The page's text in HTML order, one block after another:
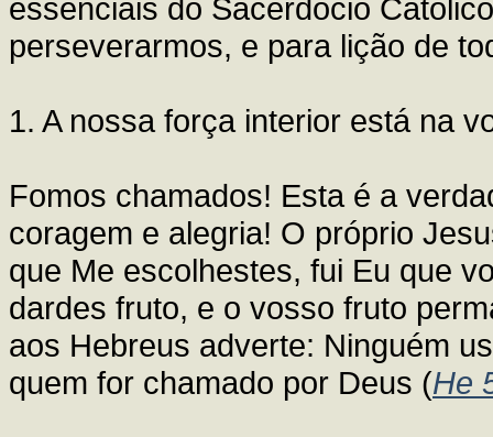
essenciais do Sacerdócio
perseverarmos, e para lição de
1. A nossa força interior está na
Fomos chamados! Esta é a
coragem e alegria! O próprio
que Me escolhestes, fui Eu que
dardes fruto, e o vosso fruto
aos Hebreus adverte: Ninguém
quem for chamado por Deus (He